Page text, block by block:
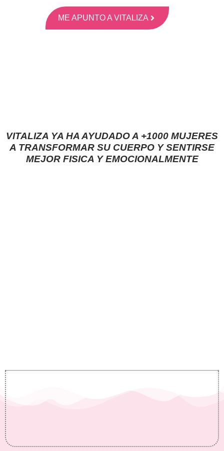
ME APUNTO A VITALIZA
VITALIZA YA HA AYUDADO A +1000 MUJERES
A TRANSFORMAR SU CUERPO Y SENTIRSE
MEJOR FISICA Y EMOCIONALMENTE